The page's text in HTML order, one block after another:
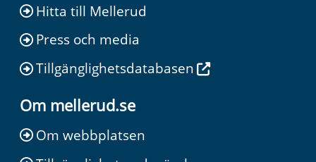
Hitta till Mellerud
Press och media
Tillgänglighetsdatabasen
Om mellerud.se
Om webbplatsen